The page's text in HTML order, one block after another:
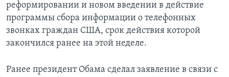
реформировании и новом введении в действие
программы сбора информации о телефонных
звонках граждан США, срок действия которой
закончился ранее на этой неделе.
Ранее президент Обама сделал заявление в связи с